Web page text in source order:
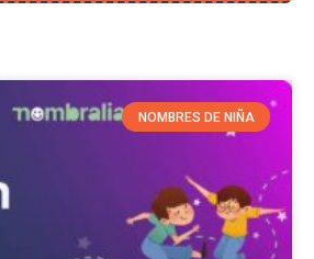
NOMBRES DE NIÑA